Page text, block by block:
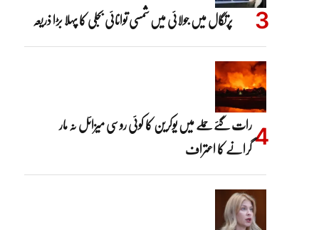
پرتگال میں جولائی میں شمسی توانائی بجلی کا پہلا بڑا ذریعہ
رات گئے حملے میں یوکرین کا کوئی روسی میزائل نہ مار
گرانے کا اعتراف